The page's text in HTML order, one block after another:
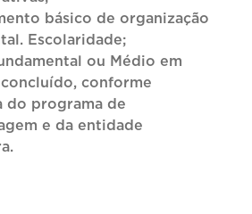
básico de organização
Escolaridade;
ou Médio em
conforme
do programa de
e da entidade